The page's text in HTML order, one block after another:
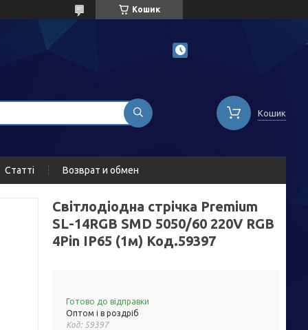
Кошик
Кошик
Статті Возврат и обмен
Світлодіодна стрічка Premium
SL-14RGB SMD 5050/60 220V RGB
4Pin IP65 (1м) Код.59397
Готово до відправки
Оптом і в роздріб
Код: 59397